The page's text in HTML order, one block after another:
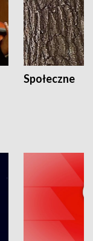
Społeczne